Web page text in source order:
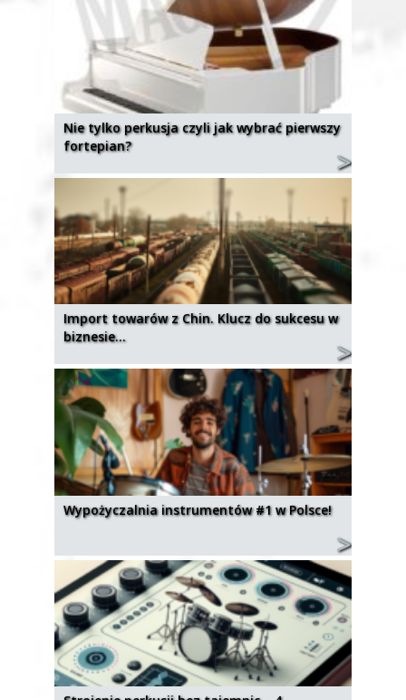
Nie tylko perkusja czyli jak wybrać pierwszy
fortepian?
Import towarów z Chin. Klucz do sukcesu w
biznesie…
Wypożyczalnia instrumentów #1 w Polsce!